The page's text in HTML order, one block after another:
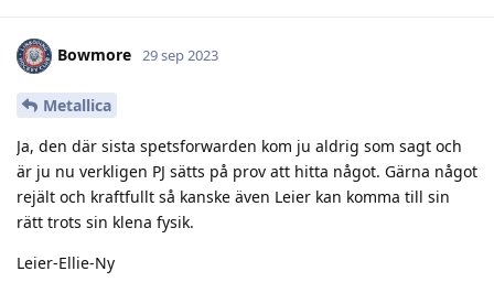
Bowmore 29 sep 2023
Metallica
Ja, den där sista spetsforwarden kom ju aldrig som sagt och
är ju nu verkligen PJ sätts på prov att hitta något. Gärna något
rejält och kraftfullt så kanske även Leier kan komma till sin
rätt trots sin klena fysik.
Leier-Ellie-Ny